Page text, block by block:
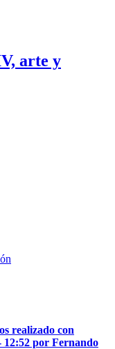
arte y
realizado con
12:52 por Fernando